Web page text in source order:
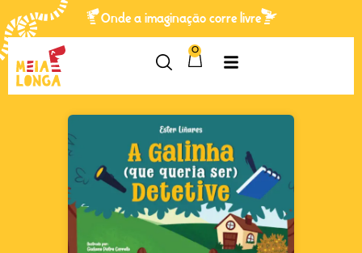
Onde a imaginação corre livre
0